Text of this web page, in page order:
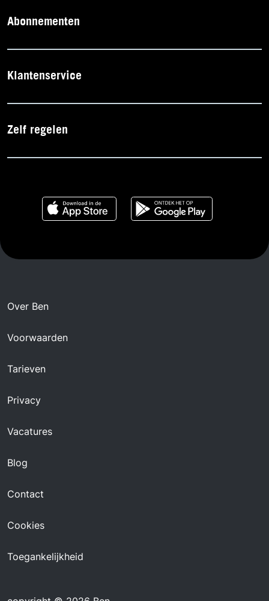
Abonnementen
Klantenservice
Zelf regelen
Over Ben
Voorwaarden
Tarieven
Privacy
Vacatures
Blog
Contact
Cookies
Toegankelijkheid